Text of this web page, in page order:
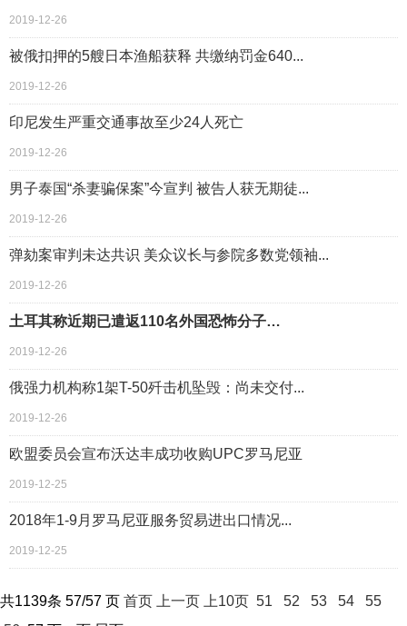
2019-12-26
被俄扣押的5艘日本渔船获释 共缴纳罚金640...
2019-12-26
印尼发生严重交通事故至少24人死亡
2019-12-26
男子泰国“杀妻骗保案”今宣判 被告人获无期徒...
2019-12-26
弹劾案审判未达共识 美众议长与参院多数党领袖...
2019-12-26
土耳其称近期已遣返110名外国恐怖分子…
2019-12-26
俄强力机构称1架T-50歼击机坠毁：尚未交付...
2019-12-26
欧盟委员会宣布沃达丰成功收购UPC罗马尼亚
2019-12-25
2018年1-9月罗马尼亚服务贸易进出口情况...
2019-12-25
共1139条 57/57 页 首页 上一页 上10页 51 52 53 54
55